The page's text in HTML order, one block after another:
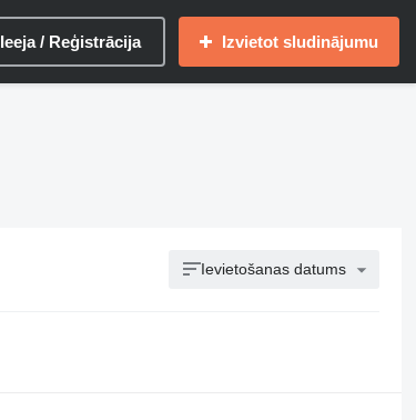
Ieeja / Reģistrācija Izvietot sludinājumu
Ievietošanas datums